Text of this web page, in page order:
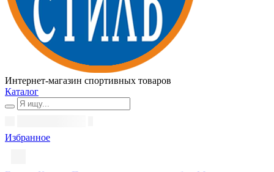
Интернет-магазин спортивных товаров
Каталог
Избранное